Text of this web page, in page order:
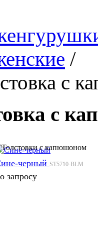
/
с
с
черный ST5710-BLM
запросу